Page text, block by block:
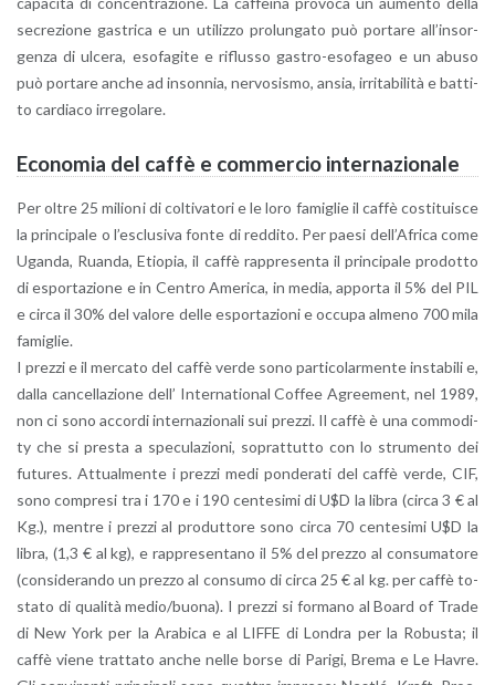
se­cre­zio­ne ga­stri­ca e un uti­liz­zo pro­lun­ga­to può por­ta­re al­l’in­sor­
gen­za di ul­ce­ra, eso­fa­gi­te e ri­flus­so ga­stro-eso­fa­geo e un abuso
può por­ta­re anche ad in­son­nia, ner­vo­si­smo, ansia, ir­ri­ta­bi­li­tà e bat­ti­
to car­dia­co ir­re­go­la­re.
Eco­no­mia del caffè e com­mer­cio in­ter­na­zio­na­le
Per oltre 25 mi­lio­ni di col­ti­va­to­ri e le loro fa­mi­glie il caffè co­sti­tui­sce
la prin­ci­pa­le o l’e­sclu­si­va fonte di red­di­to. Per paesi del­l’A­fri­ca come
Ugan­da, Ruan­da, Etio­pia, il caffè rap­pre­sen­ta il prin­ci­pa­le pro­dot­to
di espor­ta­zio­ne e in Cen­tro Ame­ri­ca, in media, ap­por­ta il 5% del PIL
e circa il 30% del va­lo­re delle espor­ta­zio­ni e oc­cu­pa al­me­no 700 mila
fa­mi­glie.
I prez­zi e il mer­ca­to del caffè verde sono par­ti­co­lar­men­te in­sta­bi­li e,
dalla can­cel­la­zio­ne dell’ In­ter­na­tio­nal Cof­fee Agree­ment, nel 1989,
non ci sono ac­cor­di in­ter­na­zio­na­li sui prez­zi. Il caffè è una com­mo­di­
ty che si pre­sta a spe­cu­la­zio­ni, so­prat­tut­to con lo stru­men­to dei
fu­tu­res. At­tual­men­te i prez­zi medi pon­de­ra­ti del caffè verde, CIF,
sono com­pre­si tra i 170 e i 190 cen­te­si­mi di U$D la libra (circa 3 € al
Kg.), men­tre i prez­zi al pro­dut­to­re sono circa 70 cen­te­si­mi U$D la
libra, (1,3 € al kg), e rap­pre­sen­ta­no il 5% del prez­zo al con­su­ma­to­re
(con­si­de­ran­do un prez­zo al con­su­mo di circa 25 € al kg. per caffè to­
sta­to di qua­li­tà medio/buona). I prez­zi si for­ma­no al Board of Trade
di New York per la Ara­bi­ca e al LIFFE di Lon­dra per la Ro­bu­sta; il
caffè viene trat­ta­to anche nelle borse di Pa­ri­gi, Brema e Le Havre.